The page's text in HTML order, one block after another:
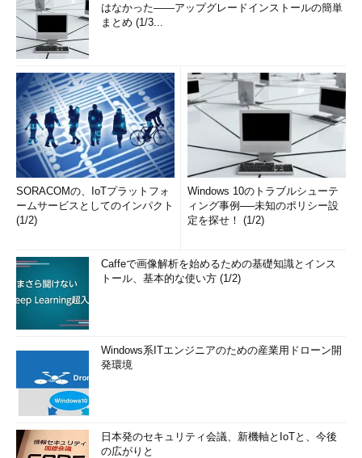
はなかった――アップグレードインストールの簡単
まとめ (1/3...
SORACOMの、IoTプラットフォ
ームサービスとしてのインパクト
(1/2)
Windows 10のトラブルシューテ
ィング事例──未知のポリシー設
定を探せ！ (1/2)
Caffeで画像解析を始めるための基礎知識とインス
トール、基本的な使い方 (1/2)
Windows系ITエンジニアのための産業用ドローン開
発環境
日本発のセキュリティ会議、新機軸とIoTと、今後
の広がりと